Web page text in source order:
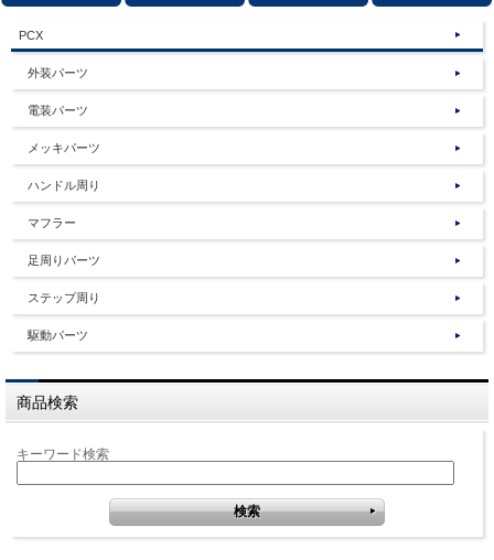
PCX
外装パーツ
電装パーツ
メッキパーツ
ハンドル周り
マフラー
足周りパーツ
ステップ周り
駆動パーツ
商品検索
キーワード検索